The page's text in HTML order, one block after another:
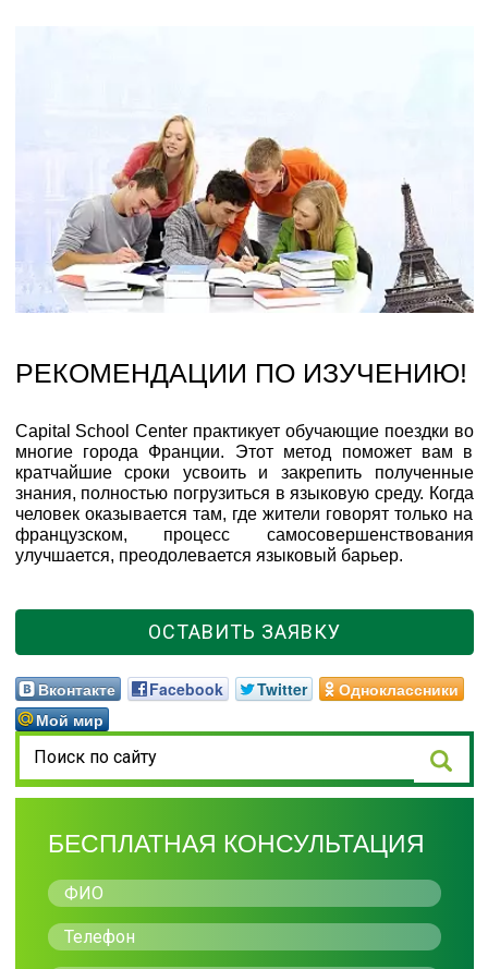
РЕКОМЕНДАЦИИ ПО ИЗУЧЕНИЮ!
Capital School Center практикует обучающие поездки во
многие города Франции. Этот метод поможет вам в
кратчайшие сроки усвоить и закрепить полученные
знания, полностью погрузиться в языковую среду. Когда
человек оказывается там, где жители говорят только на
французском, процесс самосовершенствования
улучшается, преодолевается языковый барьер.
ОСТАВИТЬ ЗАЯВКУ
Вконтакте Facebook Twitter
Одноклассники
Мой мир
БЕСПЛАТНАЯ КОНСУЛЬТАЦИЯ